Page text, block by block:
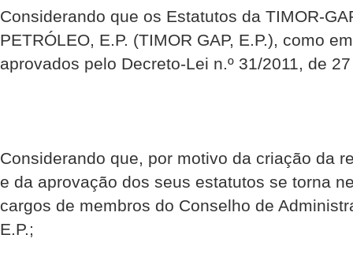
Considerando que os Estatutos da TIMOR-
PETRÓLEO, E.P. (TIMOR GAP, E.P.), como
aprovados pelo Decreto-Lei n.º 31/2011, de
Considerando que, por motivo da criação da
e da aprovação dos seus estatutos se torna
cargos de membros do Conselho de
E.P.;